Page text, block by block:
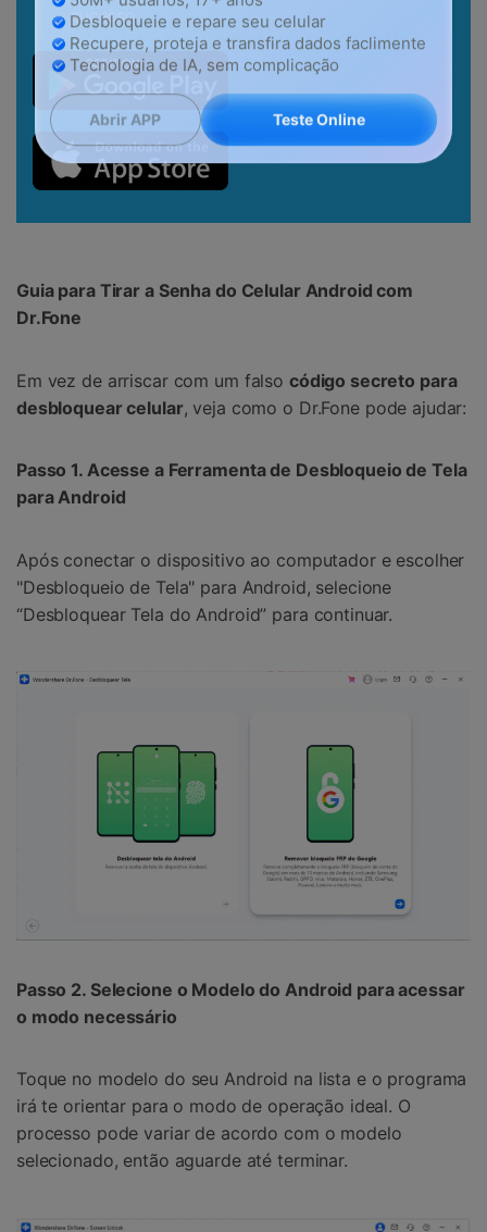
50M+ usuários, 17+ anos
Desbloqueie e repare seu celular
Recupere, proteja e transfira dados faclimente
sucesso.
Guia para Tirar a Senha do Celular Android com
Dr.Fone
Em vez de arriscar com um falso código secreto para
desbloquear celular, veja como o Dr.Fone pode ajudar:
Passo 1. Acesse a Ferramenta de Desbloqueio de Tela
para Android
Após conectar o dispositivo ao computador e escolher
"Desbloqueio de Tela" para Android, selecione
“Desbloquear Tela do Android” para continuar.
Passo 2. Selecione o Modelo do Android para acessar
o modo necessário
Toque no modelo do seu Android na lista e o programa
irá te orientar para o modo de operação ideal. O
processo pode variar de acordo com o modelo
selecionado, então aguarde até terminar.